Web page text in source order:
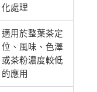
化處理
適用於整葉茶定
位、風味、色澤
或茶粉濃度較低
的應用